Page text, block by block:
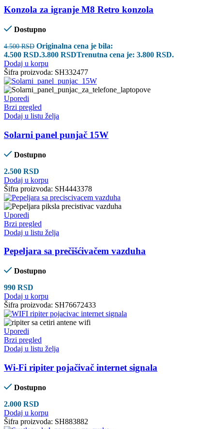
Konzola za igranje M8 Retro konzola
Dostupno
4.500RSD Originalna cena je bila:
4.500 RSD.3.800 RSDTrenutna cena je: 3.800 RSD.
Dodaj u korpu
Šifra proizvoda: SH332477
Uporedi
Brzi pregled
Dodaj u listu želja
Solarni panel punjač 15W
Dostupno
2.500 RSD
Dodaj u korpu
Šifra proizvoda: SH4443378
Uporedi
Brzi pregled
Dodaj u listu želja
Pepeljara sa prečišćivačem vazduha
Dostupno
990 RSD
Dodaj u korpu
Šifra proizvoda: SH76672433
Uporedi
Brzi pregled
Dodaj u listu želja
Wi-Fi ripiter pojačivač internet signala
Dostupno
2.000 RSD
Dodaj u korpu
Šifra proizvoda: SH883882